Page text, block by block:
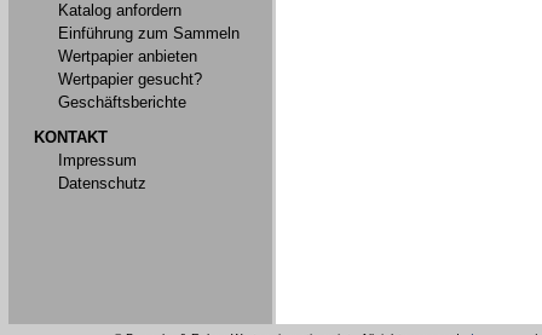
Katalog anfordern
Einführung zum Sammeln
Wertpapier anbieten
Wertpapier gesucht?
Geschäftsberichte
KONTAKT
Impressum
Datenschutz